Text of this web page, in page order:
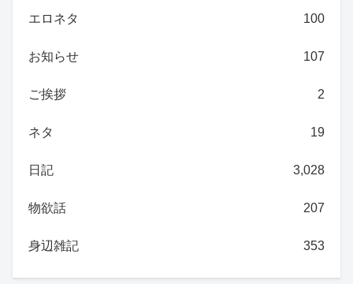
エロネタ 100
お知らせ 107
ご挨拶 2
ネタ 19
日記 3,028
物欲話 207
身辺雑記 353